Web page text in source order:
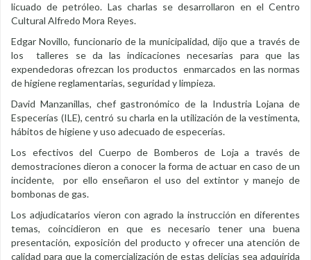
licuado de petróleo. Las charlas se desarrollaron en el Centro
Cultural Alfredo Mora Reyes.
Edgar Novillo, funcionario de la municipalidad, dijo que a través de
los talleres se da las indicaciones necesarias para que las
expendedoras ofrezcan los productos enmarcados en las normas
de higiene reglamentarias, seguridad y limpieza.
David Manzanillas, chef gastronómico de la Industria Lojana de
Especerías (ILE), centró su charla en la utilización de la vestimenta,
hábitos de higiene y uso adecuado de especerías.
Los efectivos del Cuerpo de Bomberos de Loja a través de
demostraciones dieron a conocer la forma de actuar en caso de un
incidente, por ello enseñaron el uso del extintor y manejo de
bombonas de gas.
Los adjudicatarios vieron con agrado la instrucción en diferentes
temas, coincidieron en que es necesario tener una buena
presentación, exposición del producto y ofrecer una atención de
calidad para que la comercialización de estas delicias sea adquirida